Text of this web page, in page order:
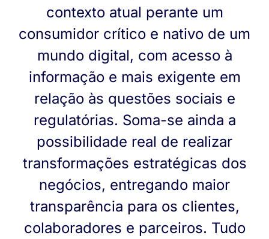
contexto atual perante um
consumidor crítico e nativo de um
mundo digital, com acesso à
informação e mais exigente em
relação às questões sociais e
regulatórias. Soma-se ainda a
possibilidade real de realizar
transformações estratégicas dos
negócios, entregando maior
transparência para os clientes,
colaboradores e parceiros. Tudo